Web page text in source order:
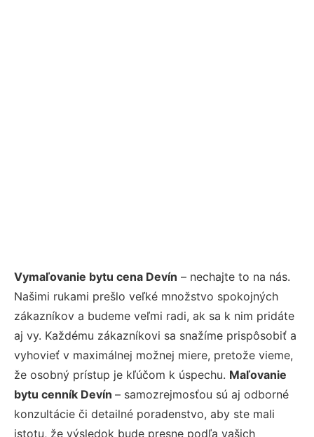
Vymaľovanie bytu cena Devín – nechajte to na nás.
Našimi rukami prešlo veľké množstvo spokojných
zákazníkov a budeme veľmi radi, ak sa k nim pridáte
aj vy. Každému zákazníkovi sa snažíme prispôsobiť a
vyhovieť v maximálnej možnej miere, pretože vieme,
že osobný prístup je kľúčom k úspechu. Maľovanie
bytu cenník Devín – samozrejmosťou sú aj odborné
konzultácie či detailné poradenstvo, aby ste mali
istotu, že výsledok bude presne podľa vašich